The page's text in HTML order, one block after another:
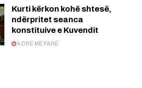
Kurti kërkon kohë shtesë,
ndërpritet seanca
konstituive e Kuvendit
4 ORË MË PARË